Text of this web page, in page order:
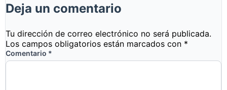
Deja un comentario
Tu dirección de correo electrónico no será publicada.
Los campos obligatorios están marcados con *
Comentario *